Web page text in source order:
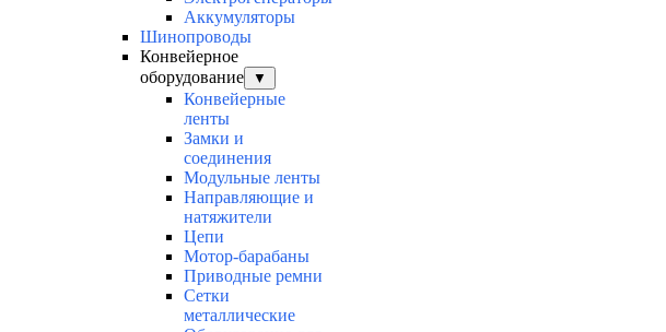
Аккумуляторы
Шинопроводы
Конвейерное
оборудование
▼
Конвейерные
ленты
Замки и
соединения
Модульные ленты
Направляющие и
натяжители
Цепи
Мотор-барабаны
Приводные ремни
Сетки
металлические